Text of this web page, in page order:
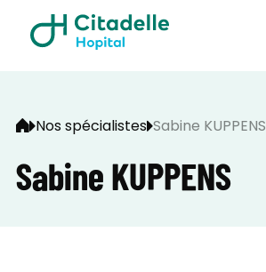
Nos spécialistes Sabine KUPPENS
Sabine KUPPENS